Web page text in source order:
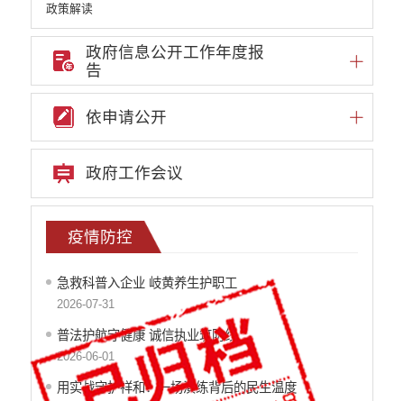
政策解读
机构职能和权责清单
自然资源政务公开
重点领域信息公开
行政事业性收费
公务员管理
重大决策
财政资金直达基层
稳岗就业
应急预案
产品质量
政府信息公开工作年度报
告
依申请公开
政府工作会议
疫情防控
急救科普入企业 岐黄养生护职工
2026-07-31
普法护航守健康 诚信执业筑防线
2026-06-01
用实战守护祥和：一场演练背后的民生温度